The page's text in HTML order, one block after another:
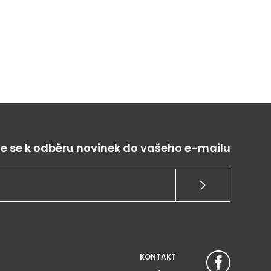
se k odběru novinek do vašeho e-mailu
KONTAKT